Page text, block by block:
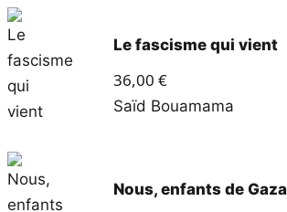
Le fascisme qui vient
36,00 €
Saïd Bouamama
Nous, enfants de Gaza